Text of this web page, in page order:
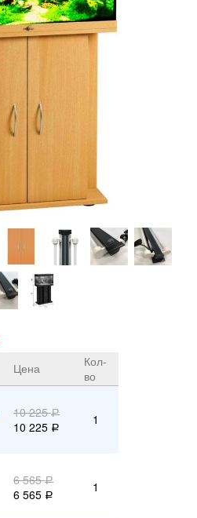
Цена
Кол-
во
10 225Р
10 225 Р
1
6 565Р
6 565 Р
1